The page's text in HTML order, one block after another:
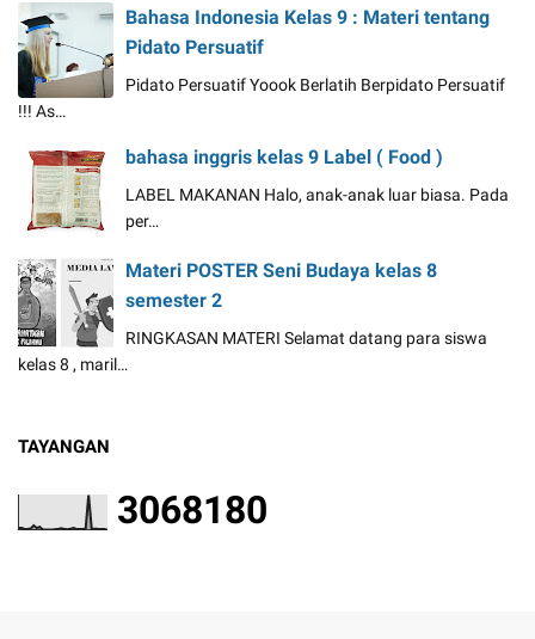
Bahasa Indonesia Kelas 9 : Materi tentang
Pidato Persuatif
Pidato Persuatif Yoook Berlatih Berpidato Persuatif
!!! As…
bahasa inggris kelas 9 Label ( Food )
LABEL MAKANAN Halo, anak-anak luar biasa. Pada
per…
Materi POSTER Seni Budaya kelas 8
semester 2
RINGKASAN MATERI Selamat datang para siswa
kelas 8 , maril…
TAYANGAN
3068180